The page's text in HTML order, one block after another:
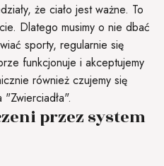
że ciało jest ważne. To
Dlatego musimy o nie dbać
sporty, regularnie się
funkcjonuje i akceptujemy
również czujemy się
przez system